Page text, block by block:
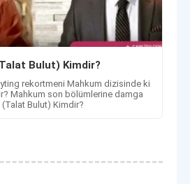
Bulut) Kimdir?
rekortmeni Mahkum dizisinde ki
Mahkum son bölümlerine damga
Bulut) Kimdir?